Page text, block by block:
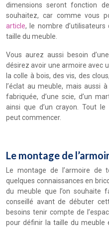
dimensions seront fonction
souhaitez, car comme vous
article, le nombre
taille du meuble.
Vous aurez aussi besoin
désirez avoir une armoire avec
la colle à bois, des vis, des
l’éclat au meuble, mais aussi
fabriquée, d’une scie, d’un
ainsi que d’un crayon. Tout le
peut commencer.
Le montage de
Le montage de l’armoire de
quelques connaissances en
du meuble que l’on souhaite
conseillé avant de débuter
besoins tenir compte de
pour définir la taille du meuble